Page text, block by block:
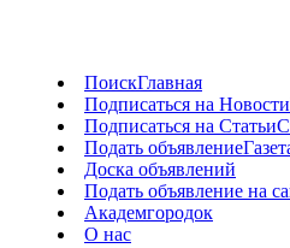
ПоискГлавная
Подписаться на Новости
Подписаться на Статьи
Подать объявление
Доска объявлений
Подать объявление на
Академгородок
О нас